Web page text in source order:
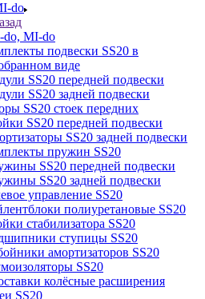
do
do, MI-do
подвески SS20 в
виде
SS20 передней подвески
SS20 задней подвески
SS20 стоек передних
SS20 передней подвески
SS20 задней подвески
пружин SS20
SS20 передней подвески
SS20 задней подвески
управление SS20
полиуретановые SS20
стабилизатора SS20
ступицы SS20
амортизаторов SS20
SS20
колёсные расширения
SS20